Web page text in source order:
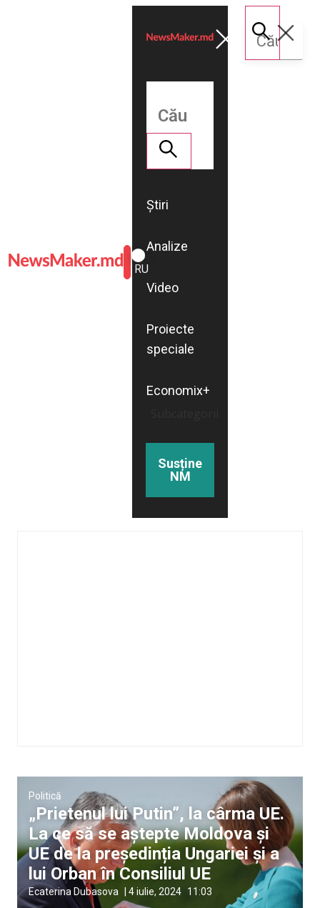
ROMÂNĂ
RU
Știri
Analize
Video
Proiecte
speciale
Economix+
Susține
NM
Politică
„Prietenul lui Putin”, la cârma UE.
La ce să se aștepte Moldova și
UE de la președinția Ungariei și a
lui Orban în Consiliul UE
Ecaterina Dubasova 4 iulie, 2024 11:03